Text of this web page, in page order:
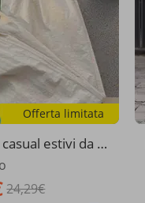
Offerta limitata
estivi da u
e lino sottili,
lunghi, larghi,
sportivo
24,29€